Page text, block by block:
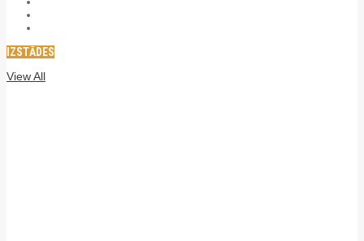
IZSTĀDES
View All